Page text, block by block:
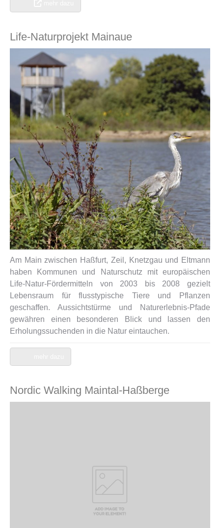
Life-Naturprojekt Mainaue
Am Main zwischen Haßfurt, Zeil, Knetzgau und Eltmann
haben Kommunen und Naturschutz mit europäischen
Life-Natur-Fördermitteln von 2003 bis 2008 gezielt
Lebensraum für flusstypische Tiere und Pflanzen
geschaffen. Aussichtstürme und Naturerlebnis-Pfade
gewähren einen besonderen Blick und lassen den
Erholungssuchenden in die Natur eintauchen.
Nordic Walking Maintal-Haßberge